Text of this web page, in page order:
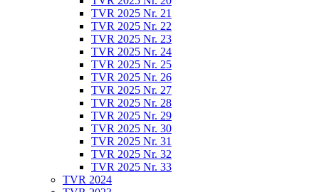
TVR 2025 Nr. 21
TVR 2025 Nr. 22
TVR 2025 Nr. 23
TVR 2025 Nr. 24
TVR 2025 Nr. 25
TVR 2025 Nr. 26
TVR 2025 Nr. 27
TVR 2025 Nr. 28
TVR 2025 Nr. 29
TVR 2025 Nr. 30
TVR 2025 Nr. 31
TVR 2025 Nr. 32
TVR 2025 Nr. 33
TVR 2024